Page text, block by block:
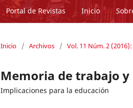
Portal de Revistas Inicio
Inicio / Archivos / Vol. 11 Núm. 2
Memoria de trabajo
Implicaciones para la educación